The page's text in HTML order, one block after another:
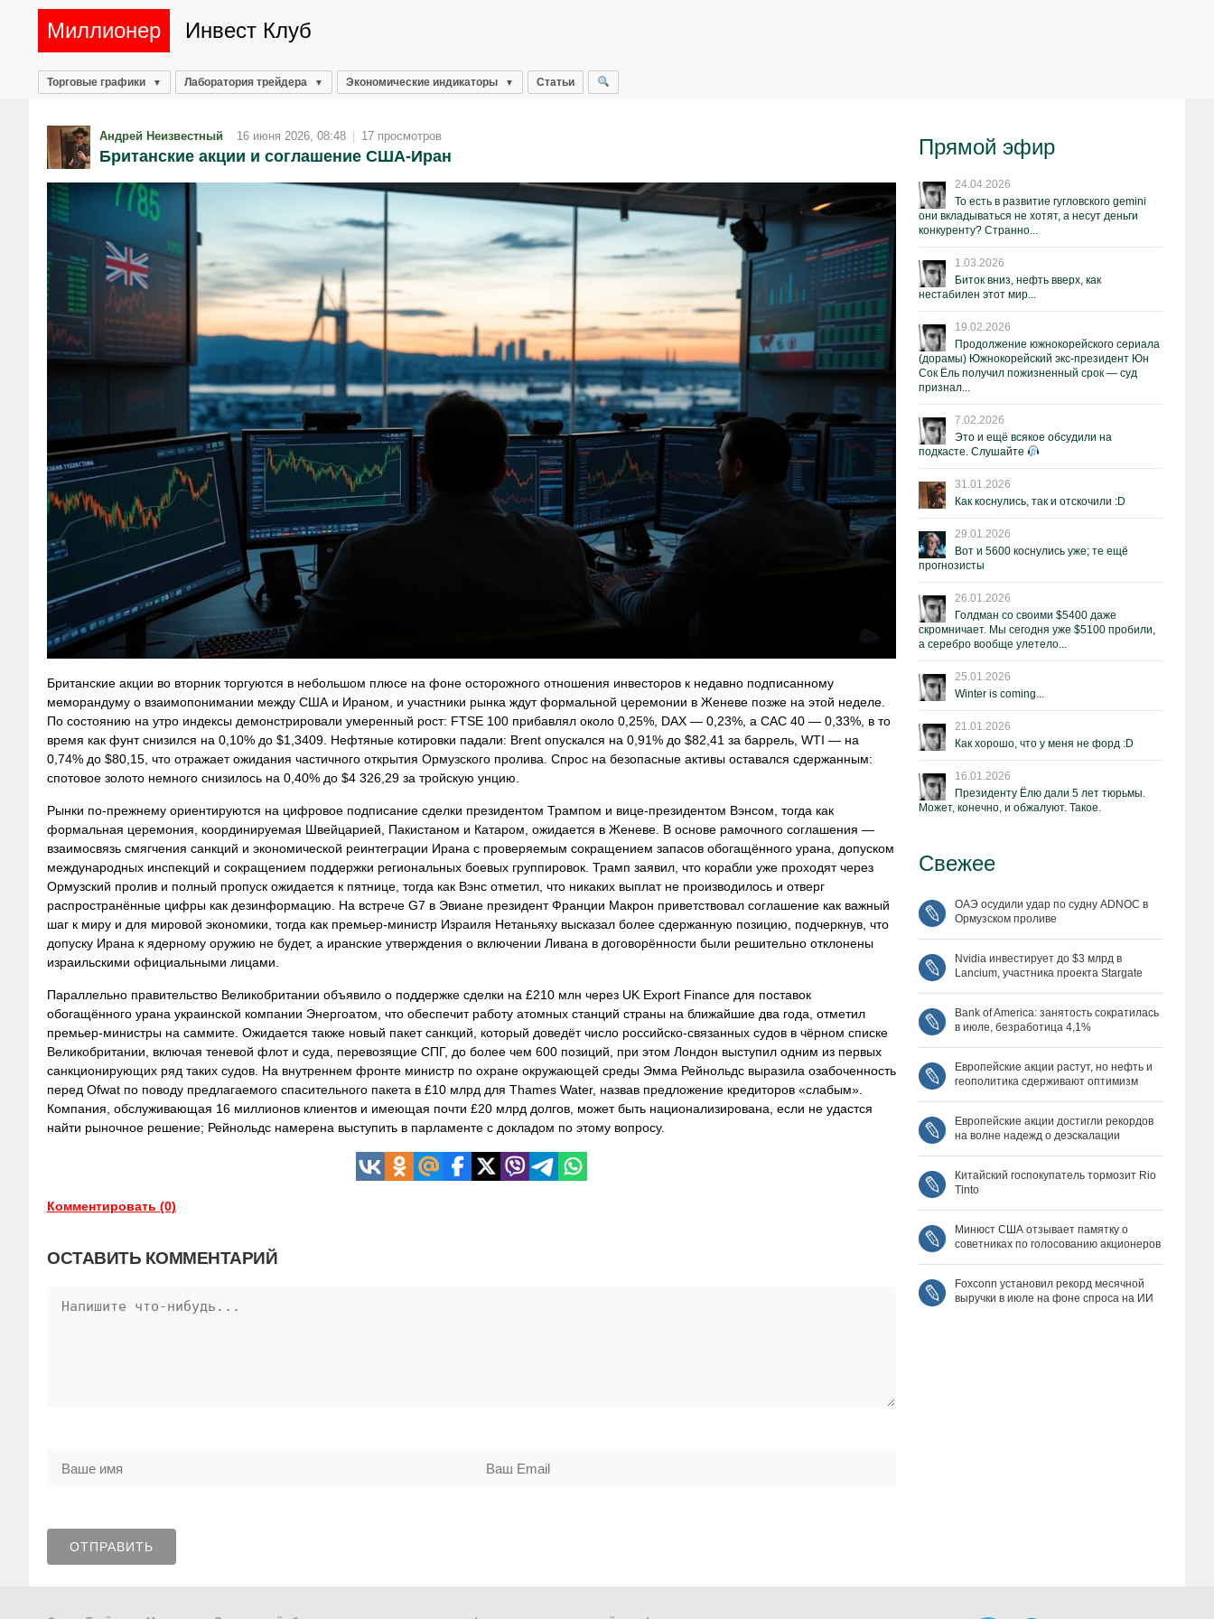
Миллионер Инвест Клуб
Торговые графики Лаборатория трейдера Экономические индикаторы Статьи
Андрей Неизвестный 16 июня 2026, 08:48 | 17 просмотров
Британские акции и соглашение США-Иран
Британские акции во вторник торгуются в небольшом плюсе на фоне осторожного отношения инвесторов к недавно подписанному
меморандуму о взаимопонимании между США и Ираном, и участники рынка ждут формальной церемонии в Женеве позже на этой неделе.
По состоянию на утро индексы демонстрировали умеренный рост: FTSE 100 прибавлял около 0,25%, DAX — 0,23%, а CAC 40 — 0,33%, в то
время как фунт снизился на 0,10% до $1,3409. Нефтяные котировки падали: Brent опускался на 0,91% до $82,41 за баррель, WTI — на
0,74% до $80,15, что отражает ожидания частичного открытия Ормузского пролива. Спрос на безопасные активы оставался сдержанным:
спотовое золото немного снизилось на 0,40% до $4 326,29 за тройскую унцию.
Рынки по-прежнему ориентируются на цифровое подписание сделки президентом Трампом и вице-президентом Вэнсом, тогда как
формальная церемония, координируемая Швейцарией, Пакистаном и Катаром, ожидается в Женеве. В основе рамочного соглашения —
взаимосвязь смягчения санкций и экономической реинтеграции Ирана с проверяемым сокращением запасов обогащённого урана, допуском
международных инспекций и сокращением поддержки региональных боевых группировок. Трамп заявил, что корабли уже проходят через
Ормузский пролив и полный пропуск ожидается к пятнице, тогда как Вэнс отметил, что никаких выплат не производилось и отверг
распространённые цифры как дезинформацию. На встрече G7 в Эвиане президент Франции Макрон приветствовал соглашение как важный
шаг к миру и для мировой экономики, тогда как премьер-министр Израиля Нетаньяху высказал более сдержанную позицию, подчеркнув, что
допуску Ирана к ядерному оружию не будет, а иранские утверждения о включении Ливана в договорённости были решительно отклонены
израильскими официальными лицами.
Параллельно правительство Великобритании объявило о поддержке сделки на £210 млн через UK Export Finance для поставок
обогащённого урана украинской компании Энергоатом, что обеспечит работу атомных станций страны на ближайшие два года, отметил
премьер-министры на саммите. Ожидается также новый пакет санкций, который доведёт число российско-связанных судов в чёрном списке
Великобритании, включая теневой флот и суда, перевозящие СПГ, до более чем 600 позиций, при этом Лондон выступил одним из первых
санкционирующих ряд таких судов. На внутреннем фронте министр по охране окружающей среды Эмма Рейнольдс выразила озабоченность
перед Ofwat по поводу предлагаемого спасительного пакета в £10 млрд для Thames Water, назвав предложение кредиторов «слабым».
Компания, обслуживающая 16 миллионов клиентов и имеющая почти £20 млрд долгов, может быть национализирована, если не удастся
найти рыночное решение; Рейнольдс намерена выступить в парламенте с докладом по этому вопросу.
Комментировать (0)
ОСТАВИТЬ КОММЕНТАРИЙ
Прямой эфир
24.04.2026
То есть в развитие гугловского gemini
они вкладываться не хотят, а несут деньги
конкуренту? Странно...
1.03.2026
Биток вниз, нефть вверх, как
нестабилен этот мир...
19.02.2026
Продолжение южнокорейского сериала
(дорамы) Южнокорейский экс-президент Юн
Сок Ёль получил пожизненный срок — суд
признал...
7.02.2026
Это и ещё всякое обсудили на
подкасте. Слушайте
31.01.2026
Как коснулись, так и отскочили :D
29.01.2026
Вот и 5600 коснулись уже; те ещё
прогнозисты
26.01.2026
Голдман со своими $5400 даже
скромничает. Мы сегодня уже $5100 пробили,
а серебро вообще улетело...
25.01.2026
Winter is coming...
21.01.2026
Как хорошо, что у меня не форд :D
16.01.2026
Президенту Ёлю дали 5 лет тюрьмы.
Может, конечно, и обжалуют. Такое.
Свежее
ОАЭ осудили удар по судну ADNOC в
Ормузском проливе
Nvidia инвестирует до $3 млрд в
Lancium, участника проекта Stargate
Bank of America: занятость сократилась
в июле, безработица 4,1%
Европейские акции растут, но нефть и
геополитика сдерживают оптимизм
Европейские акции достигли рекордов
на волне надежд о деэскалации
Китайский госпокупатель тормозит Rio
Tinto
Минюст США отзывает памятку о
советниках по голосованию акционеров
Foxconn установил рекорд месячной
выручки в июле на фоне спроса на ИИ